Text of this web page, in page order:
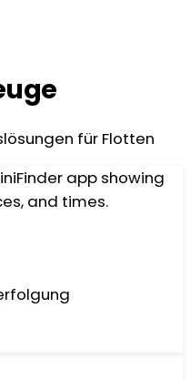
für Flotten